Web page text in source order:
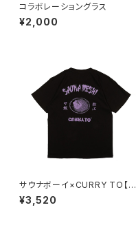
コラボレーショングラス
¥2,000
サウナボーイ×CURRY TO【サ
ウナ飯T 松江】BLACK
¥3,520